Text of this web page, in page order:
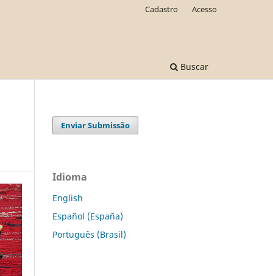
Buscar
Cadastro Acesso
Enviar Submissão
Idioma
English
Español (España)
Português (Brasil)